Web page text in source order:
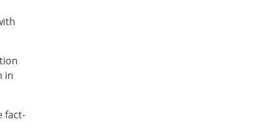
in
fact-